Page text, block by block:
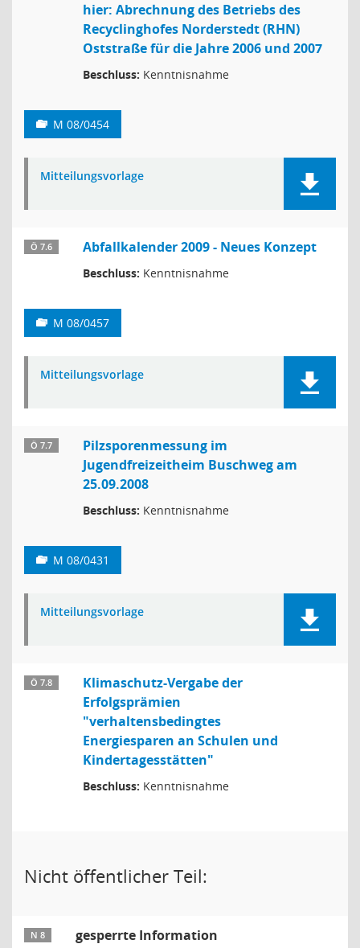
hier: Abrechnung des Betriebs des
Recyclinghofes Norderstedt (RHN)
Oststraße für die Jahre 2006 und 2007
Beschluss: Kenntnisnahme
M 08/0454
Mitteilungsvorlage
Ö 7.6 Abfallkalender 2009 - Neues Konzept
Beschluss: Kenntnisnahme
M 08/0457
Mitteilungsvorlage
Ö 7.7
Pilzsporenmessung im
Jugendfreizeitheim Buschweg am
25.09.2008
Beschluss: Kenntnisnahme
M 08/0431
Mitteilungsvorlage
Ö 7.8
Klimaschutz-Vergabe der
Erfolgsprämien
"verhaltensbedingtes
Energiesparen an Schulen und
Kindertagesstätten"
Beschluss: Kenntnisnahme
Nicht öffentlicher Teil:
N 8 gesperrte Information